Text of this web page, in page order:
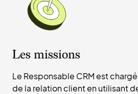
Les missions
Le Responsable CRM est
de la relation client en utilisant